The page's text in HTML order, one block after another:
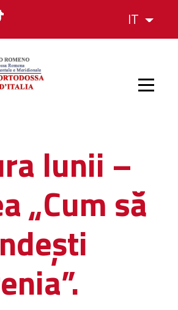
IT
L'ORGANIZZAZIONE
La Struttura
Amministrativa
lunii –
„Cum să